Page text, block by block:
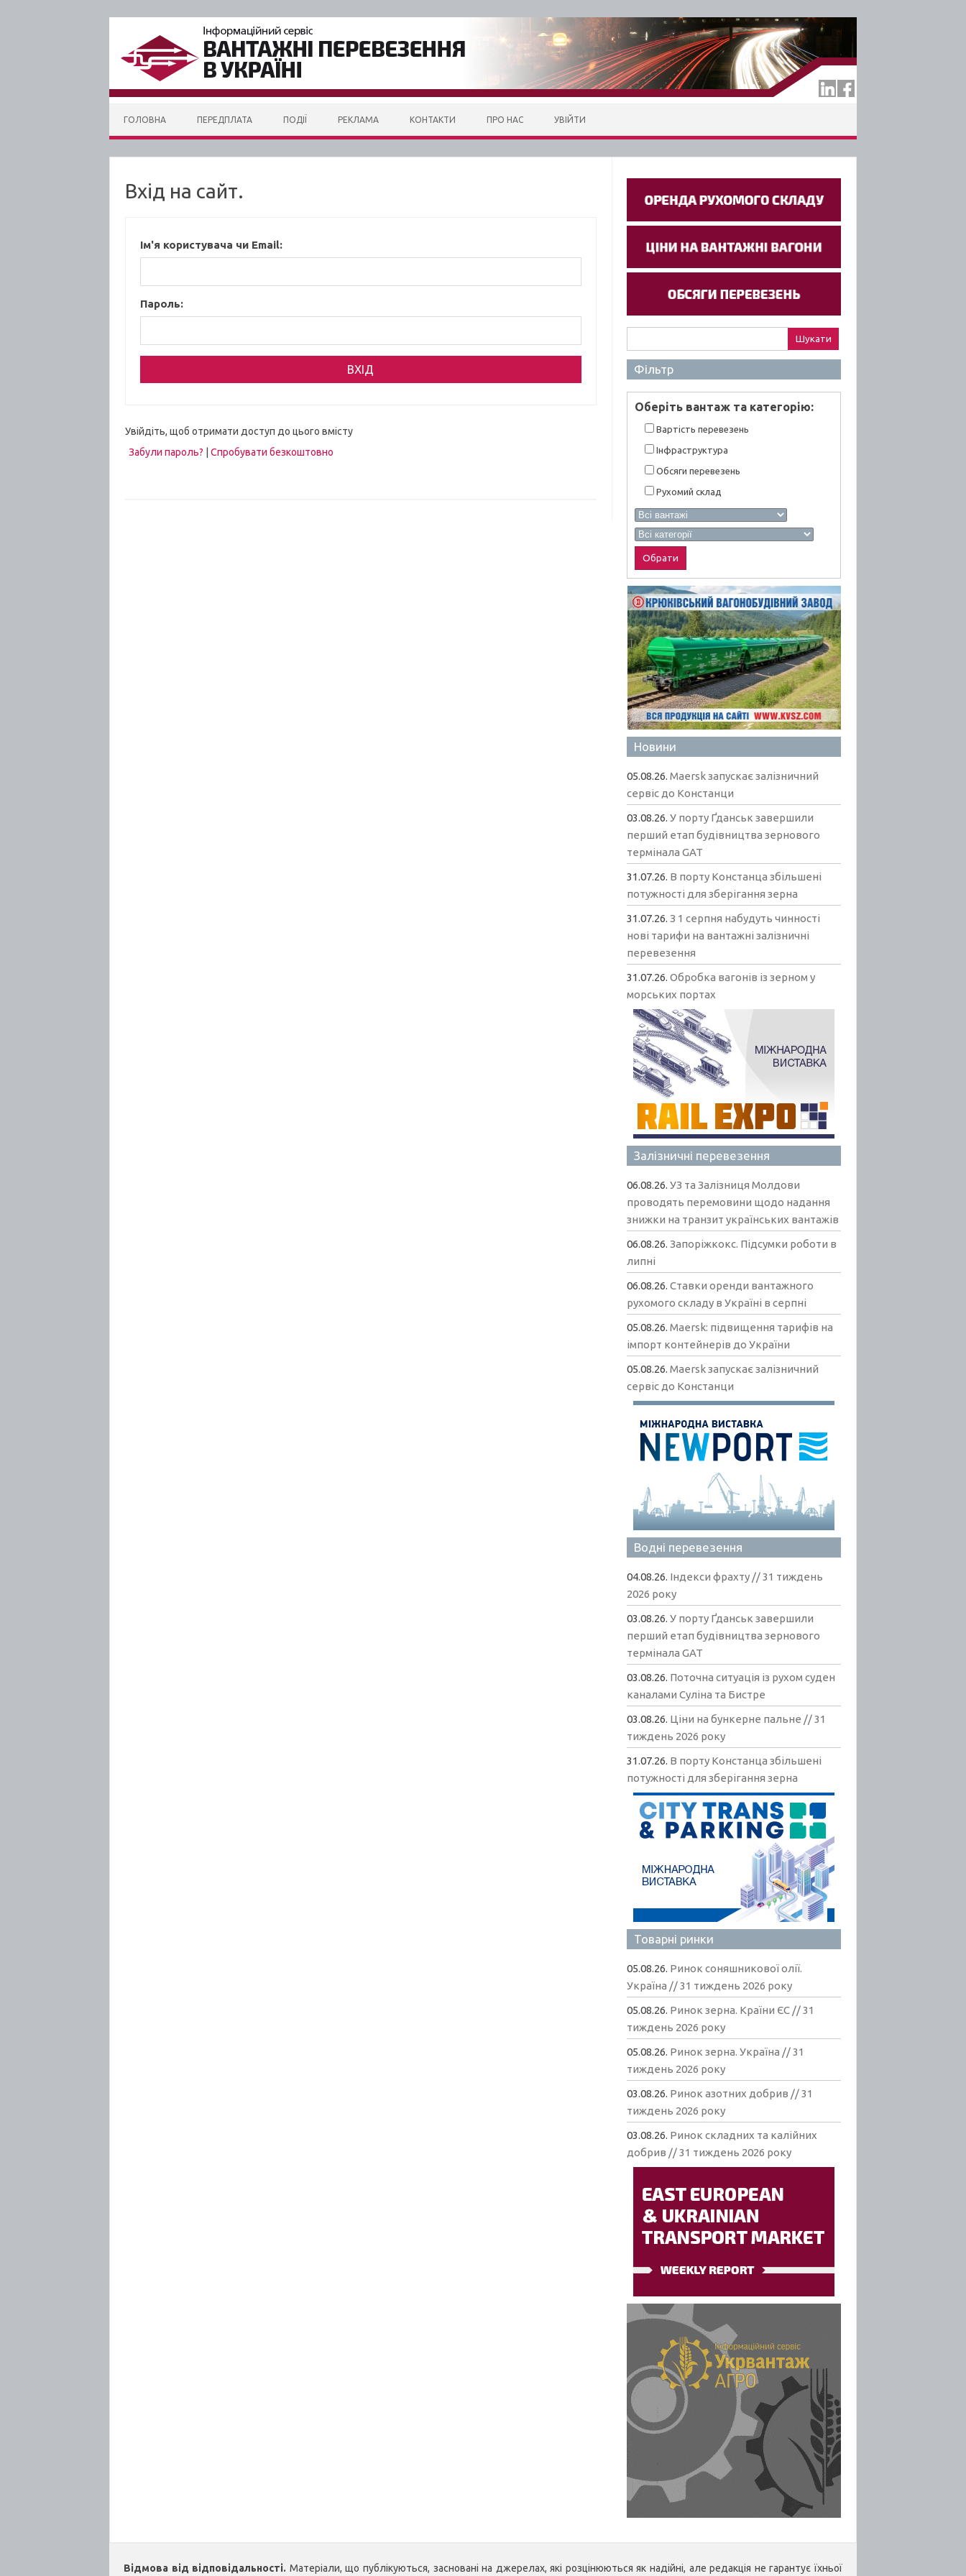
ГОЛОВНА ПЕРЕДПЛАТА ПОДІЇ РЕКЛАМА КОНТАКТИ ПРО НАС УВІЙТИ
Вхід на сайт.
Ім'я користувача чи Email:
Пароль:
Увійдіть, щоб отримати доступ до цього вмісту
Забули пароль?
Спробувати безкоштовно
Фільтр
Оберiть вантаж та категорiю:
Вартiсть перевезень
Інфраструктура
Обсяги перевезень
Рухомий склад
Новини
05.08.26.Maersk запускає залізничний
сервіс до Констанци
03.08.26.У порту Ґданськ завершили
перший етап будівництва зернового
термінала GAT
31.07.26. В порту Констанца збільшені
потужності для зберігання зерна
31.07.26.З 1 серпня набудуть чинності
нові тарифи на вантажні залізничні
перевезення
31.07.26.Обробка вагонів із зерном у
морських портах
Залізничні перевезення
06.08.26.УЗ та Залізниця Молдови
проводять перемовини щодо надання
знижки на транзит українських вантажів
06.08.26.Запоріжкокс. Підсумки роботи в
липні
06.08.26.Ставки оренди вантажного
рухомого складу в Україні в серпні
05.08.26.Maersk: підвищення тарифів на
імпорт контейнерів до України
05.08.26.Maersk запускає залізничний
сервіс до Констанци
Водні перевезення
04.08.26. Індекси фрахту // 31 тиждень
2026 року
03.08.26.У порту Ґданськ завершили
перший етап будівництва зернового
термінала GAT
03.08.26. Поточна ситуація із рухом суден
каналами Суліна та Бистре
03.08.26. Ціни на бункерне пальне // 31
тиждень 2026 року
31.07.26. В порту Констанца збільшені
потужності для зберігання зерна
Товарні ринки
05.08.26. Ринок соняшникової олії.
Україна // 31 тиждень 2026 року
05.08.26. Ринок зерна. Країни ЄС // 31
тиждень 2026 року
05.08.26. Ринок зерна. Україна // 31
тиждень 2026 року
03.08.26. Ринок азотних добрив // 31
тиждень 2026 року
03.08.26. Ринок складних та калійних
добрив // 31 тиждень 2026 року
Відмова від відповідальності. Матеріали, що публікуються, засновані на джерелах, які розцінюються як надійні, але редакція не гарантує їхньої